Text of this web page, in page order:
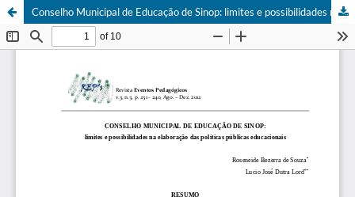
Conselho Municipal de Educação de Sinop: limites e possibilidades na elaboração das políticas públicas educacionais